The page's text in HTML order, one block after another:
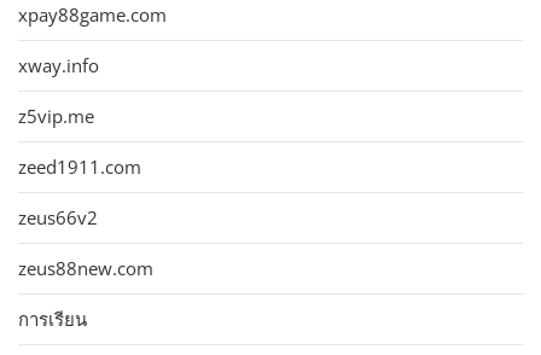
xpay88game.com
xway.info
z5vip.me
zeed1911.com
zeus66v2
zeus88new.com
การเรียน